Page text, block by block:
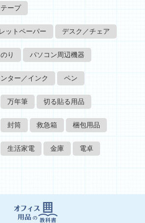
テープ
ットペーパー デスク／チェア
のり パソコン周辺機器
ター／インク ペン
万年筆 切る貼る用品
封筒 救急箱 梱包用品
生活家電 金庫 電卓